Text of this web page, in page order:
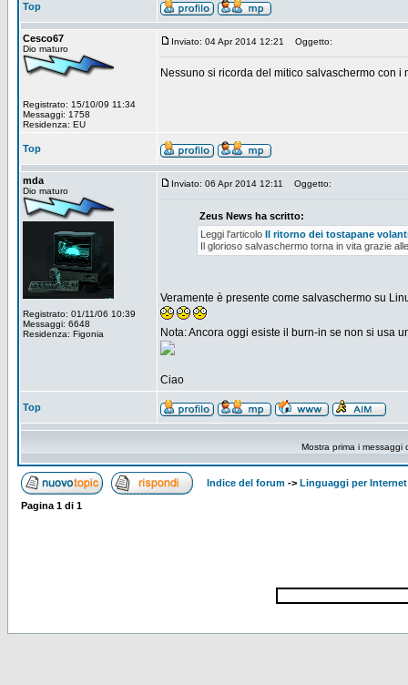
Top
Cesco67
Dio maturo
Registrato: 15/10/09 11:34
Messaggi: 1758
Residenza: EU
Inviato: 04 Apr 2014 12:21 Oggetto:
Nessuno si ricorda del mitico salvaschermo con
Top
mda
Dio maturo
Registrato: 01/11/06 10:39
Messaggi: 6648
Residenza: Figonia
Inviato: 06 Apr 2014 12:11 Oggetto:
Zeus News ha scritto:
Leggi l'articolo Il ritorno dei tostapane
Il glorioso salvaschermo torna in vita grazie
Veramente è presente come salvaschermo su
Nota: Ancora oggi esiste il burn-in se non si usa
Ciao
Top
Mostra prima i messaggi
Indice del forum -> Linguaggi per Internet
Pagina 1 di 1